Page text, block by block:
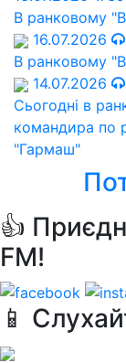
В ранковому
16.07.2026
В ранковому
14.07.2026
Сьогодні в
командира по
"Гармаш"
👍
FM!
📱